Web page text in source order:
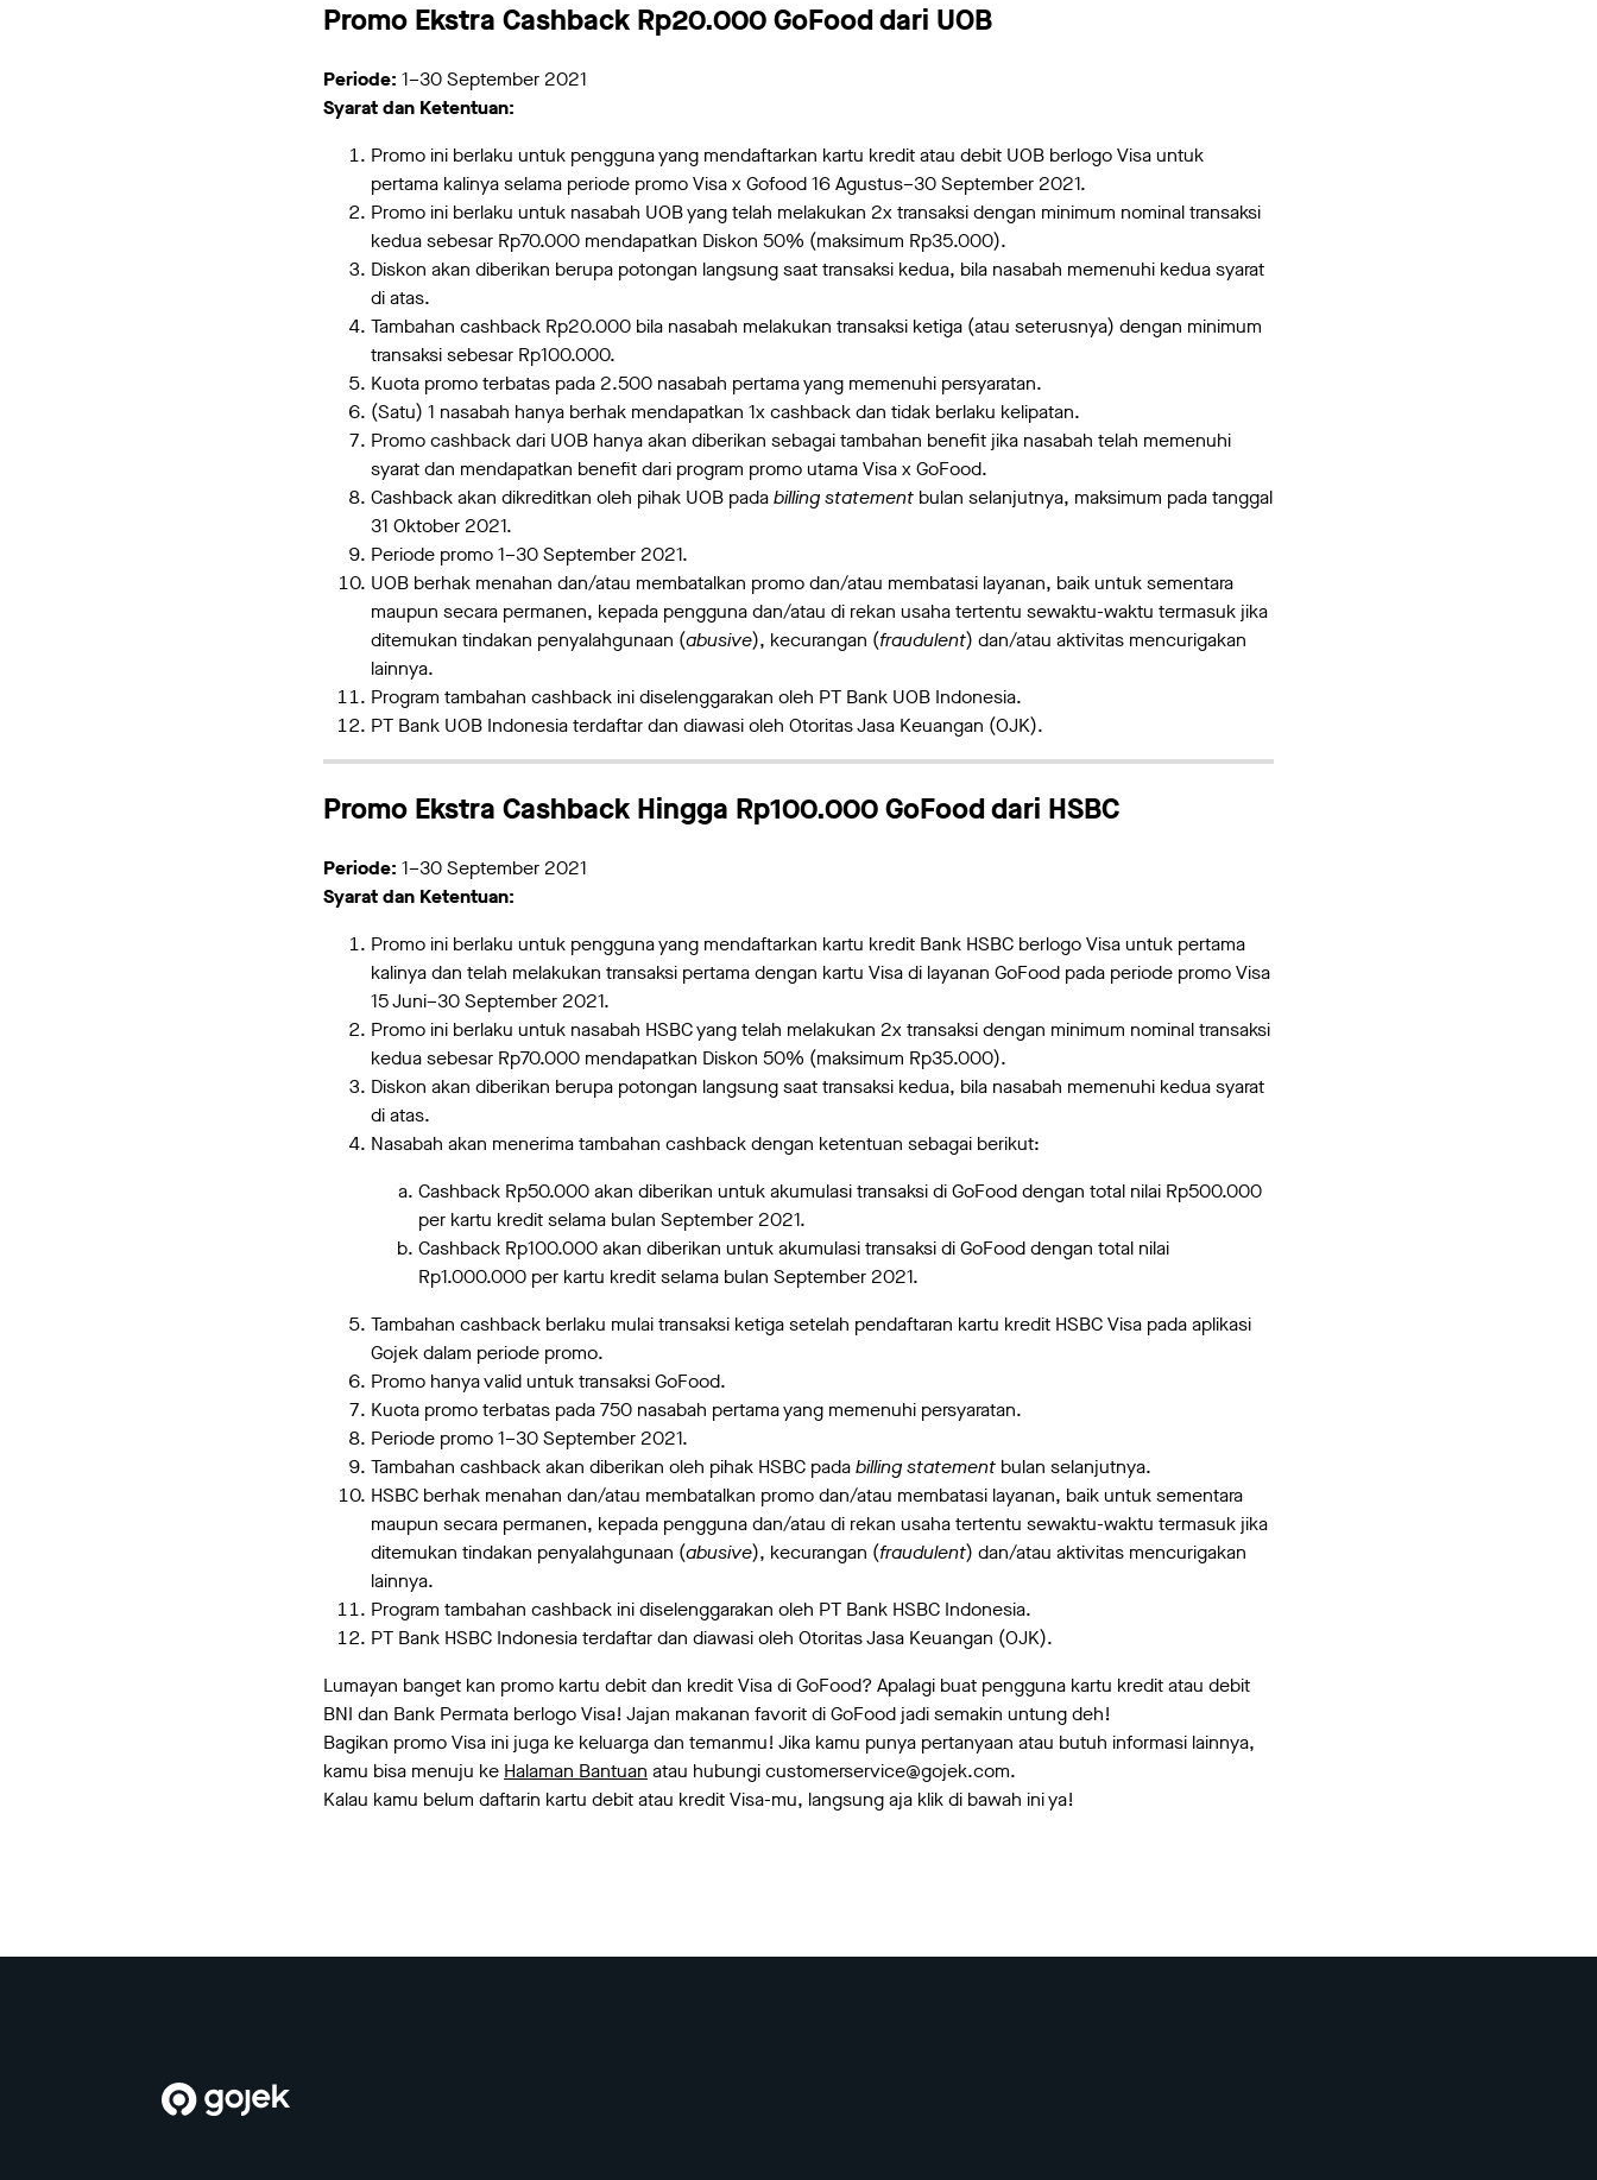
Promo Ekstra Cashback Rp20.000 GoFood dari UOB
Periode: 1–30 September 2021
Syarat dan Ketentuan:
Promo ini berlaku untuk pengguna yang mendaftarkan kartu kredit atau debit UOB berlogo Visa untuk
pertama kalinya selama periode promo Visa x Gofood 16 Agustus–30 September 2021.
Promo ini berlaku untuk nasabah UOB yang telah melakukan 2x transaksi dengan minimum nominal transaksi
kedua sebesar Rp70.000 mendapatkan Diskon 50% (maksimum Rp35.000).
Diskon akan diberikan berupa potongan langsung saat transaksi kedua, bila nasabah memenuhi kedua syarat
di atas.
Tambahan cashback Rp20.000 bila nasabah melakukan transaksi ketiga (atau seterusnya) dengan minimum
transaksi sebesar Rp100.000.
Kuota promo terbatas pada 2.500 nasabah pertama yang memenuhi persyaratan.
(Satu) 1 nasabah hanya berhak mendapatkan 1x cashback dan tidak berlaku kelipatan.
Promo cashback dari UOB hanya akan diberikan sebagai tambahan benefit jika nasabah telah memenuhi
syarat dan mendapatkan benefit dari program promo utama Visa x GoFood.
Cashback akan dikreditkan oleh pihak UOB padabilling statement bulan selanjutnya, maksimum pada tanggal
31 Oktober 2021.
Periode promo 1–30 September 2021.
UOB berhak menahan dan/atau membatalkan promo dan/atau membatasi layanan, baik untuk sementara
maupun secara permanen, kepada pengguna dan/atau di rekan usaha tertentu sewaktu-waktu termasuk jika
ditemukan tindakan penyalahgunaan (abusive), kecurangan (fraudulent) dan/atau aktivitas mencurigakan
lainnya.
Program tambahan cashback ini diselenggarakan oleh PT Bank UOB Indonesia.
PT Bank UOB Indonesia terdaftar dan diawasi oleh Otoritas Jasa Keuangan (OJK).
Promo Ekstra Cashback Hingga Rp100.000 GoFood dari HSBC
Periode: 1–30 September 2021
Syarat dan Ketentuan:
Promo ini berlaku untuk pengguna yang mendaftarkan kartu kredit Bank HSBC berlogo Visa untuk pertama
kalinya dan telah melakukan transaksi pertama dengan kartu Visa di layanan GoFood pada periode promo Visa
15 Juni–30 September 2021.
Promo ini berlaku untuk nasabah HSBC yang telah melakukan 2x transaksi dengan minimum nominal transaksi
kedua sebesar Rp70.000 mendapatkan Diskon 50% (maksimum Rp35.000).
Diskon akan diberikan berupa potongan langsung saat transaksi kedua, bila nasabah memenuhi kedua syarat
di atas.
Nasabah akan menerima tambahan cashback dengan ketentuan sebagai berikut:
Cashback Rp50.000 akan diberikan untuk akumulasi transaksi di GoFood dengan total nilai Rp500.000
per kartu kredit selama bulan September 2021.
Cashback Rp100.000 akan diberikan untuk akumulasi transaksi di GoFood dengan total nilai
Rp1.000.000 per kartu kredit selama bulan September 2021.
Tambahan cashback berlaku mulai transaksi ketiga setelah pendaftaran kartu kredit HSBC Visa pada aplikasi
Gojek dalam periode promo.
Promo hanya valid untuk transaksi GoFood.
Kuota promo terbatas pada 750 nasabah pertama yang memenuhi persyaratan.
Periode promo 1–30 September 2021.
Tambahan cashback akan diberikan oleh pihak HSBC padabilling statement bulan selanjutnya.
HSBC berhak menahan dan/atau membatalkan promo dan/atau membatasi layanan, baik untuk sementara
maupun secara permanen, kepada pengguna dan/atau di rekan usaha tertentu sewaktu-waktu termasuk jika
ditemukan tindakan penyalahgunaan (abusive), kecurangan (fraudulent) dan/atau aktivitas mencurigakan
lainnya.
Program tambahan cashback ini diselenggarakan oleh PT Bank HSBC Indonesia.
PT Bank HSBC Indonesia terdaftar dan diawasi oleh Otoritas Jasa Keuangan (OJK).
Lumayan banget kan promo kartu debit dan kredit Visa di GoFood? Apalagi buat pengguna kartu kredit atau debit
BNI dan Bank Permata berlogo Visa! Jajan makanan favorit di GoFood jadi semakin untung deh!
Bagikan promo Visa ini juga ke keluarga dan temanmu! Jika kamu punya pertanyaan atau butuh informasi lainnya,
kamu bisa menuju ke Halaman Bantuan atau hubungi customerservice@gojek.com.
Kalau kamu belum daftarin kartu debit atau kredit Visa-mu, langsung aja klik di bawah ini ya!